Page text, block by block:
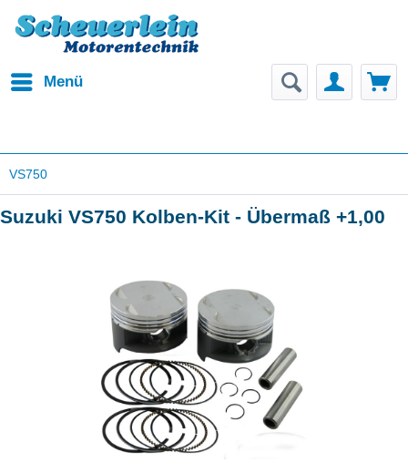
Menü
VS750
Suzuki VS750 Kolben-Kit - Übermaß +1,00